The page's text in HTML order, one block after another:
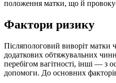
положення матки, що й провокує
Фактори ризику
Післяпологовий виворіт матки
додаткових обтяжувальних
перебігом вагітності, інші — з
допомоги. До основних